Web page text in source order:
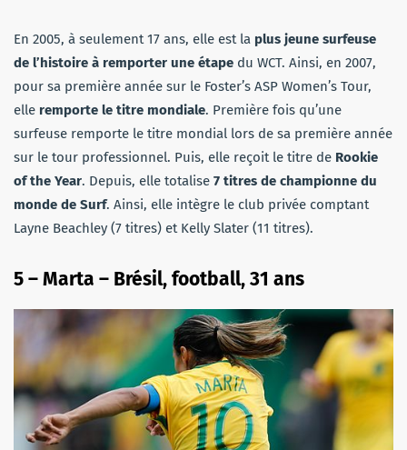
En 2005, à seulement 17 ans, elle est la plus jeune surfeuse
de l’histoire à remporter une étape du WCT. Ainsi, en 2007,
pour sa première année sur le Foster’s ASP Women’s Tour,
elle remporte le titre mondiale. Première fois qu’une
surfeuse remporte le titre mondial lors de sa première année
sur le tour professionnel. Puis, elle reçoit le titre de Rookie
of the Year. Depuis, elle totalise 7 titres de championne du
monde de Surf. Ainsi, elle intègre le club privée comptant
Layne Beachley (7 titres) et Kelly Slater (11 titres).
5 – Marta – Brésil, football, 31 ans